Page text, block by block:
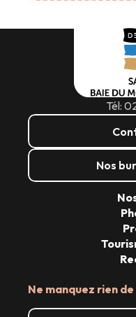
Tél:
Nos
Ne manquez rien